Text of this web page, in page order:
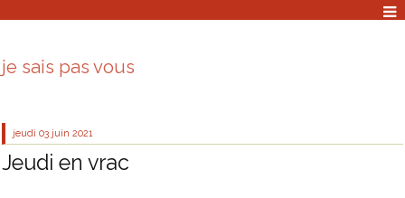
je sais pas vous
jeudi 03 juin 2021
Jeudi en vrac